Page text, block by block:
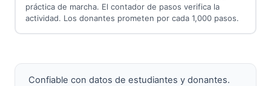
práctica de marcha. El contador de pasos verifica la
actividad. Los donantes prometen por cada 1,000 pasos.
Confiable con datos de estudiantes y donantes.